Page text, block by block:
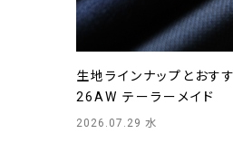
生地ラインナップとおす
26AW テーラーメイド
2026.07.29 水